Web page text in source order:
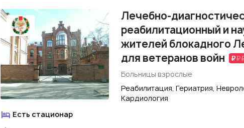
Лечебно-
реабилитационный и
жителей блокадного
для ветеранов войн
Больницы взрослые
Реабилитация, Гериатрия,
Кардиология
Есть стационар